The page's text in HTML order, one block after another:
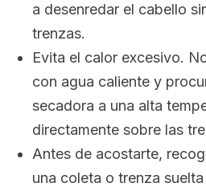
a desenredar el cabello
trenzas.
Evita el calor excesivo.
con agua caliente y
secadora a una alta
directamente sobre las
Antes de acostarte,
una coleta o trenza